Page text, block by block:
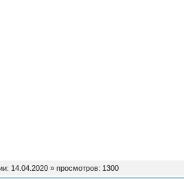
14.04.2020 » просмотров: 1300